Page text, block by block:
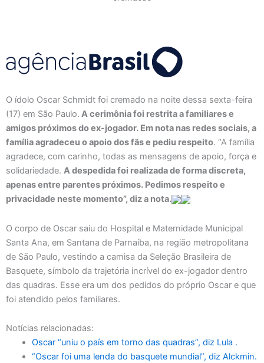
O ídolo Oscar Schmidt foi cremado na noite dessa sexta-feira
(17) em São Paulo. A cerimônia foi restrita a familiares e
amigos próximos do ex-jogador. Em nota nas redes sociais, a
família agradeceu o apoio dos fãs e pediu respeito. “A família
agradece, com carinho, todas as mensagens de apoio, força e
solidariedade. A despedida foi realizada de forma discreta,
apenas entre parentes próximos. Pedimos respeito e
privacidade neste momento”, diz a nota.
O corpo de Oscar saiu do Hospital e Maternidade Municipal
Santa Ana, em Santana de Parnaíba, na região metropolitana
de São Paulo, vestindo a camisa da Seleção Brasileira de
Basquete, símbolo da trajetória incrível do ex-jogador dentro
das quadras. Esse era um dos pedidos do próprio Oscar e que
foi atendido pelos familiares.
Notícias relacionadas:
Oscar “uniu o país em torno das quadras”, diz Lula .
“Oscar foi uma lenda do basquete mundial”, diz Alckmin.